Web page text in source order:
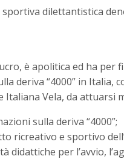
dilettantistica
è apolitica ed ha per
deriva “4000” in Italia,
Italiana Vela, da attuarsi
sulla deriva “4000”;
ricreativo e sportivo
didattiche per l’avvio,